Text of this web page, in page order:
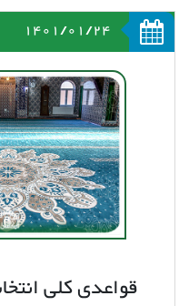
1401/01/24
قواعدی کلی